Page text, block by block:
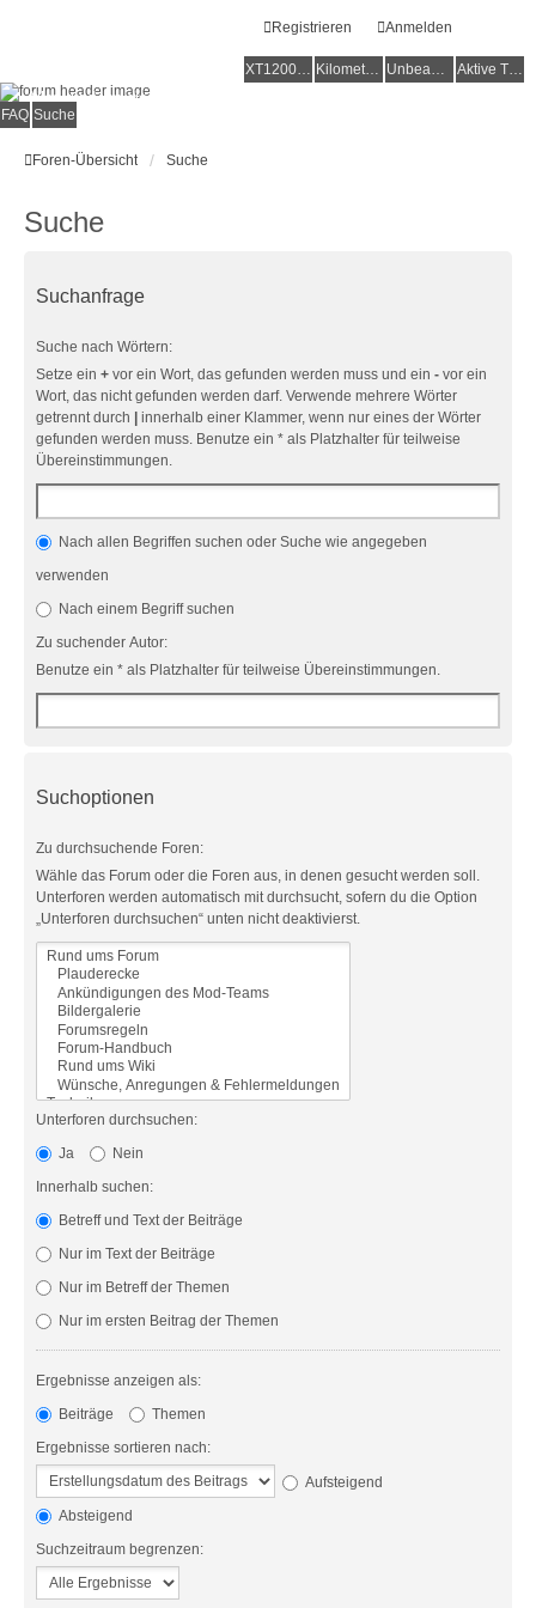
Anmelden
Registrieren
XT1200Z-Wiki Kilometerstatistik Unbeantwortete Themen Aktive Themen
Alles rund um die Yamaha XT1200Z Super Ténéré
FAQ Suche
Foren-Übersicht Suche
Suche
Suchanfrage
Suche nach Wörtern:
Setze ein + vor ein Wort, das gefunden werden muss und ein - vor ein
Wort, das nicht gefunden werden darf. Verwende mehrere Wörter
getrennt durch
innerhalb einer Klammer, wenn nur eines der Wörter
gefunden werden muss. Benutze ein * als Platzhalter für teilweise
Übereinstimmungen.
Nach allen Begriffen suchen oder Suche wie angegeben
verwenden
Nach einem Begriff suchen
Zu suchender Autor:
Benutze ein * als Platzhalter für teilweise Übereinstimmungen.
Suchoptionen
Zu durchsuchende Foren:
Wähle das Forum oder die Foren aus, in denen gesucht werden soll.
Unterforen werden automatisch mit durchsucht, sofern du die Option
„Unterforen durchsuchen“ unten nicht deaktivierst.
Unterforen durchsuchen:
Ja
Nein
Innerhalb suchen:
Betreff und Text der Beiträge
Nur im Text der Beiträge
Nur im Betreff der Themen
Nur im ersten Beitrag der Themen
Ergebnisse anzeigen als:
Beiträge
Themen
Ergebnisse sortieren nach:
Aufsteigend
Absteigend
Suchzeitraum begrenzen: